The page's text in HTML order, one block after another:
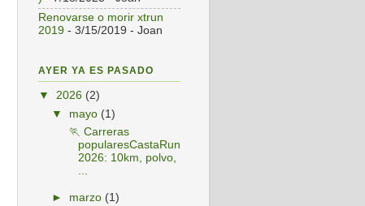
Renovarse o morir xtrun
2019 - 3/15/2019 - Joan
AYER YA ES PASADO
▼ 2026 (2)
▼ mayo (1)
🏃 Carreras
popularesCastaRun
2026: 10km, polvo,
...
► marzo (1)